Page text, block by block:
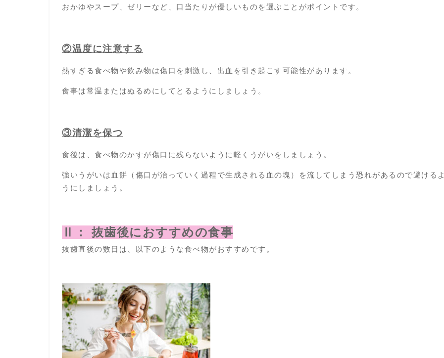
おかゆやスープ、ゼリーなど、口当たりが優しいものを選ぶことがポイントです。
②温度に注意する
熱すぎる食べ物や飲み物は傷口を刺激し、出血を引き起こす可能性があります。
食事は常温またはぬるめにしてとるようにしましょう。
③清潔を保つ
食後は、食べ物のかすが傷口に残らないように軽くうがいをしましょう。
強いうがいは血餅（傷口が治っていく過程で生成される血の塊）を流してしまう恐れがあるので避けるよ
うにしましょう。
Ⅱ： 抜歯後におすすめの食事
抜歯直後の数日は、以下のような食べ物がおすすめです。